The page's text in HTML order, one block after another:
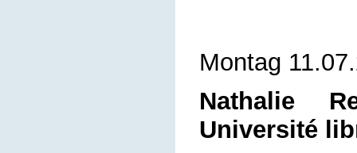
Montag
Nathalie
Université